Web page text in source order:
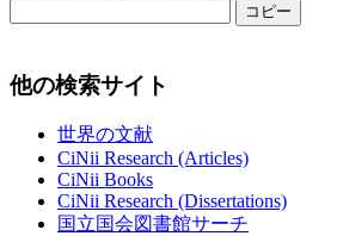
コピー
他の検索サイト
世界の文献
CiNii Research (Articles)
CiNii Books
CiNii Research (Dissertations)
国立国会図書館サーチ